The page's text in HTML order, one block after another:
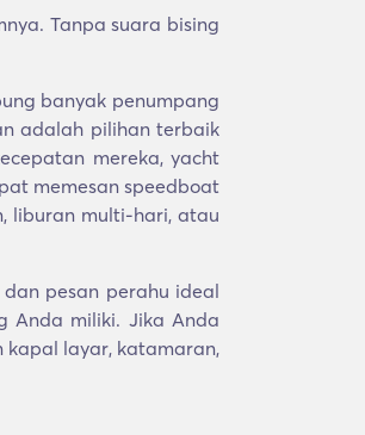
Tanpa suara bising
banyak penumpang
adalah pilihan terbaik
mereka, yacht
memesan speedboat
liburan multi-hari, atau
pesan perahu ideal
Anda miliki. Jika Anda
kapal layar, katamaran,